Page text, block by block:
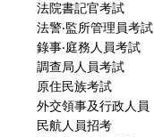
法院書記官考試
法警‧監所管理員考試
錄事‧庭務人員考試
調查局人員考試
原住民族考試
外交領事及行政人員
民航人員招考